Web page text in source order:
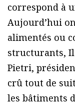
correspond à
Aujourd’hui
alimentés ou
structurants,
Pietri,
crû tout de
les bâtiments